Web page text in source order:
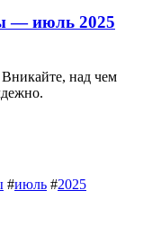
— июль 2025
над чем
#июль #2025